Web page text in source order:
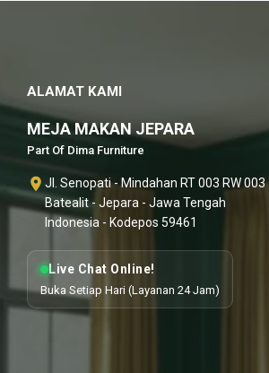
ALAMAT KAMI
MEJA MAKAN JEPARA
Part Of Dima Furniture
Jl. Senopati - Mindahan RT 003 RW 003
Batealit - Jepara - Jawa Tengah
Indonesia - Kodepos 59461
Live Chat Online!
Buka Setiap Hari (Layanan 24 Jam)